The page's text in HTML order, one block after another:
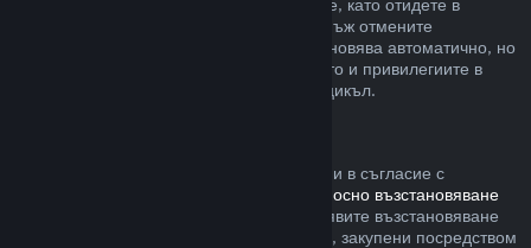
даден активен абонамент по всяко време, като отидете в
. Щом веднъж отмените
абонамента си, той вече няма да се подновява автоматично, но
Вие ще запазите достъп до съдържанието и привилегиите в
него до края на Вашия текущ платежен цикъл.
В рамките на приемлив времеви период и в съгласие с
политиката относно възстановяване
, Вие можете да заявите възстановяване
на сумата за Steam хардуер и аксесоари, закупени посредством